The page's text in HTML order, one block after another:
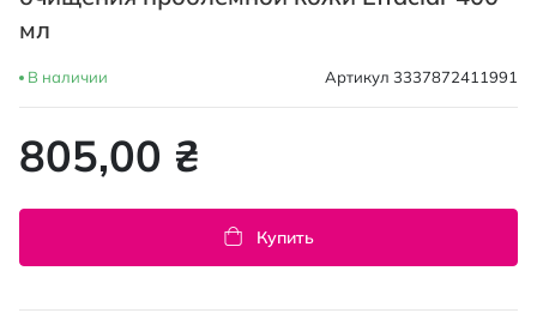
мл
В наличии Артикул 3337872411991
805,00 ₴
Купить